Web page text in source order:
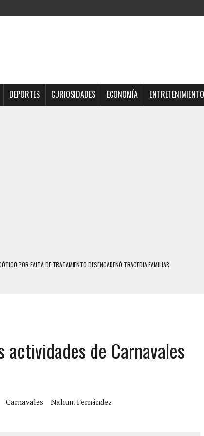
DEPORTES CURIOSIDADES ECONOMÍA ENTRETENIMIENTO
POR FALTA DE TRATAMIENTO DESENCADENÓ TRAGEDIA FAMILIAR
LA CASA SE INUNDABA
DE CARACAS CON MÁS DE 20 PERSONAS ADENTRO
HIJOS, UNO PERDIÓ LA VIDA
ADOLESCENTE VENEZOLANO: AUTOR MATERIAL SE MANTIENE EN FUGA
SER ACOSADA Y ABUSADA POR LA PAREJA DE SU ABUELA
de Carnavales
Carnavales Nahum Fernández